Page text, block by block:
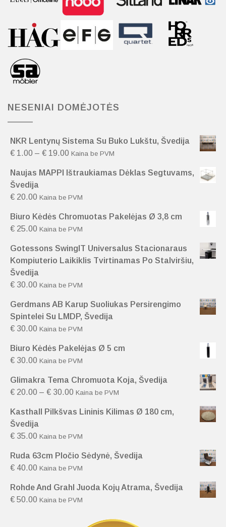
NESENIAI DOMĖJOTĖS
NKR Lentynų Sistema Su Buko Lukštu, Švedija
€ 1.00 – € 19.00 Kaina be PVM
Naujas MAPPI Ištraukiamas Dėklas Segtuvams,
Švedija
€ 20.00 Kaina be PVM
Biuro Kėdės Chromuotas Pakelėjas Ø 3,8 cm
€ 25.00 Kaina be PVM
Gotessons SwingIT Universalus Stacionaraus
Kompiuterio Laikiklis Tvirtinamas Po Stalviršiu,
Švedija
€ 30.00 Kaina be PVM
Gerdmans AB Karup Suoliukas Persirengimo
Spintelei Su LMDP, Švedija
€ 30.00 Kaina be PVM
Biuro Kėdės Pakelėjas Ø 5 cm
€ 30.00 Kaina be PVM
Glimakra Tema Chromuota Koja, Švedija
€ 20.00 – € 30.00 Kaina be PVM
Kasthall Pilkšvas Lininis Kilimas Ø 180 cm,
Švedija
€ 35.00 Kaina be PVM
Ruda 63cm Pločio Sėdynė, Švedija
€ 40.00 Kaina be PVM
Rohde And Grahl Juoda Kojų Atrama, Švedija
€ 50.00 Kaina be PVM